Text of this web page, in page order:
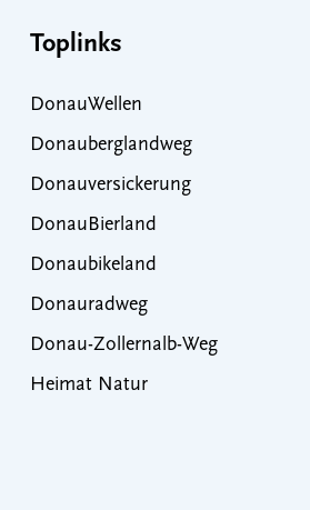
Toplinks
DonauWellen
Donauberglandweg
Donauversickerung
DonauBierland
Donaubikeland
Donauradweg
Donau-Zollernalb-Weg
Heimat Natur